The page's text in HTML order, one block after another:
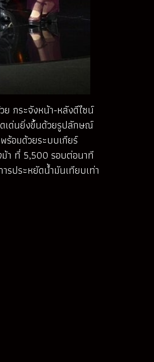
ย กระจังหน้า-หลังดีไซน์
เด่นยิ่งขึ้นด้วยรูปลักษณ์
ร้อมด้วยระบบเกียร์
ม้า ที่ 5,500 รอบต่อนาที
รประหยัดน้ำมันเทียบเท่า